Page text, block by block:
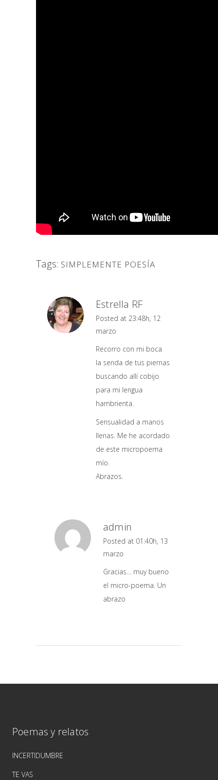
Tags: SIMPLEMENTE POESÍA
Estrella RF
Posted at 23:48h, 12
marzo
Recorro con mi boca
la senda de tus piernas
buscando allí cobijo
para mi lengua
hambrienta.
Sensualidad a manos
llenas. Me he acordado
de este micropoema
mío.
Abrazos.
admin
Posted at 01:40h, 13
marzo
Gracias… muy bueno
el micro-poema. Un
abrazo
Poemas y relatos
INCERTIDUMBRE
TE VAS